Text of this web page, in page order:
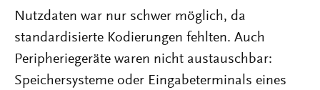
Nutzdaten war nur schwer möglich, da
standardisierte Kodierungen fehlten. Auch
Peripheriegeräte waren nicht austauschbar:
Speichersysteme oder Eingabeterminals eines